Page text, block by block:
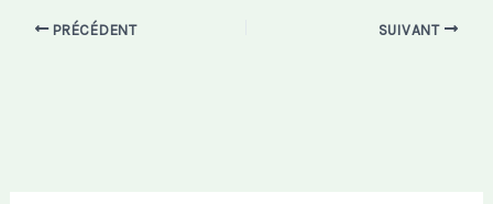
PRÉCÉDENT SUIVANT